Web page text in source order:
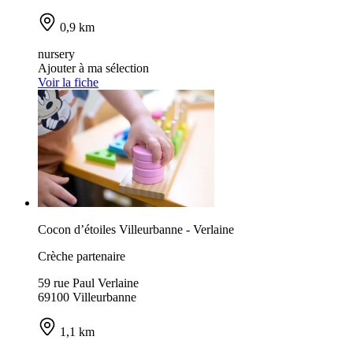
0,9 km
nursery
Ajouter à ma sélection
Voir la fiche
Cocon d’étoiles Villeurbanne - Verlaine
Crèche partenaire
59 rue Paul Verlaine
69100 Villeurbanne
1,1 km